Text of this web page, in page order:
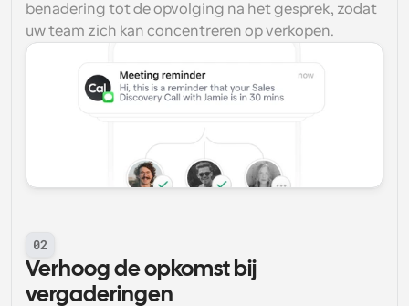
benadering tot de opvolging na het gesprek, zodat
uw team zich kan concentreren op verkopen.
02
Verhoog de opkomst bij
vergaderingen